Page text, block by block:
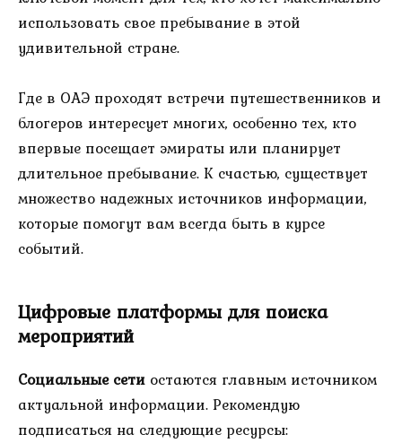
использовать свое пребывание в этой
удивительной стране.
Где в ОАЭ проходят встречи путешественников и
блогеров интересует многих, особенно тех, кто
впервые посещает эмираты или планирует
длительное пребывание. К счастью, существует
множество надежных источников информации,
которые помогут вам всегда быть в курсе
событий.
Цифровые платформы для поиска
мероприятий
Социальные сети остаются главным источником
актуальной информации. Рекомендую
подписаться на следующие ресурсы: